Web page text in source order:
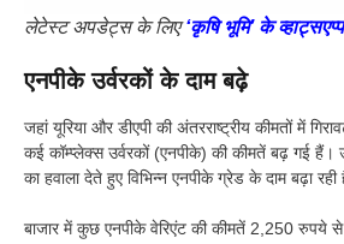
लेटेस्ट अपडेट्स के लिए‘कृषि भूमि’ के
एनपीके उर्वरकों के दाम बढ़े
जहां यूरिया और डीएपी की अंतरराष्ट्रीय कीमतों में
कई कॉम्प्लेक्स उर्वरकों (एनपीके) की कीमतें बढ़ गई हैं।
का हवाला देते हुए विभिन्न एनपीके ग्रेड के दाम बढ़ा रही
बाजार में कुछ एनपीके वेरिएंट की कीमतें 2,250 रुपये